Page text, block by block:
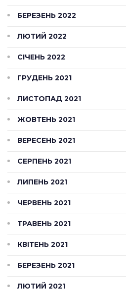
БЕРЕЗЕНЬ 2022
ЛЮТИЙ 2022
СІЧЕНЬ 2022
ГРУДЕНЬ 2021
ЛИСТОПАД 2021
ЖОВТЕНЬ 2021
ВЕРЕСЕНЬ 2021
СЕРПЕНЬ 2021
ЛИПЕНЬ 2021
ЧЕРВЕНЬ 2021
ТРАВЕНЬ 2021
КВІТЕНЬ 2021
БЕРЕЗЕНЬ 2021
ЛЮТИЙ 2021